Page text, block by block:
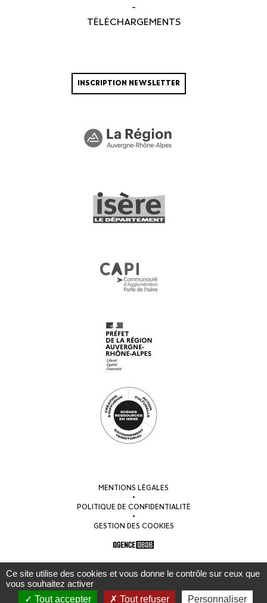
-
TÉLÉCHARGEMENTS
INSCRIPTION NEWSLETTER
MENTIONS LÉGALES
•
POLITIQUE DE CONFIDENTIALITÉ
•
GESTION DES COOKIES
Ce site utilise des cookies et vous donne le contrôle sur ceux que
vous souhaitez activer
Tout accepter
Tout refuser Personnaliser